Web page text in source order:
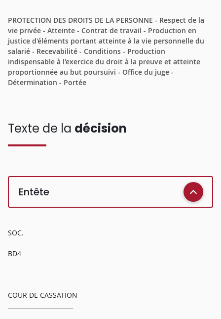
PROTECTION DES DROITS DE LA PERSONNE - Respect de la
vie privée - Atteinte - Contrat de travail - Production en
justice d'éléments portant atteinte à la vie personnelle du
salarié - Recevabilité - Conditions - Production
indispensable à l'exercice du droit à la preuve et atteinte
proportionnée au but poursuivi - Office du juge -
Détermination - Portée
Texte de la décision
Entête
SOC.
BD4
COUR DE CASSATION